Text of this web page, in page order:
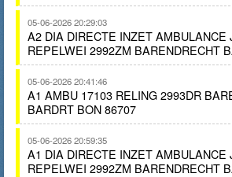
05-06-2026 20:29:03
A2 DIA DIRECTE INZET AMBULANCE
REPELWEI 2992ZM BARENDRECHT
05-06-2026 20:41:46
A1 AMBU 17103 RELING 2993DR
BARDRT BON 86707
05-06-2026 20:59:35
A1 DIA DIRECTE INZET AMBULANCE
REPELWEI 2992ZM BARENDRECHT